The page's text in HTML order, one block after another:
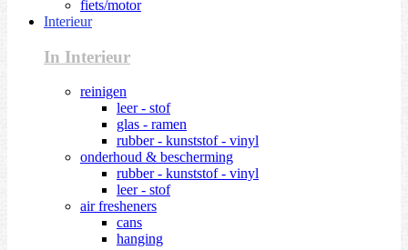
fiets/motor
Interieur
In Interieur
reinigen
leer - stof
glas - ramen
rubber - kunststof - vinyl
onderhoud & bescherming
rubber - kunststof - vinyl
leer - stof
air fresheners
cans
hanging